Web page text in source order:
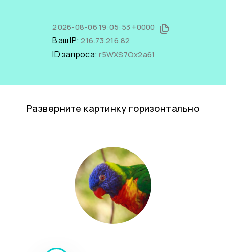
2026-08-06 19:05:53 +0000
Ваш IP:216.73.216.82
ID запроса:r5WXS7Ox2a61
Разверните картинку горизонтально